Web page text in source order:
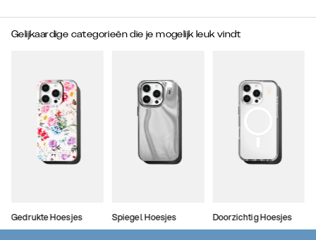
Gelijkaardige categorieën die je mogelijk leuk vindt
Gedrukte Hoesjes Spiegel Hoesjes Doorzichtig Hoesjes